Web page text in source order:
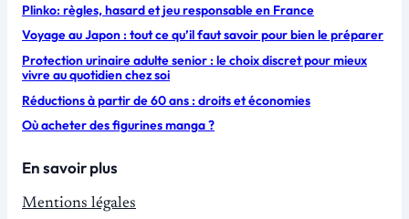
Plinko: règles, hasard et jeu responsable en France
Voyage au Japon : tout ce qu’il faut savoir pour bien le préparer
Protection urinaire adulte senior : le choix discret pour mieux
vivre au quotidien chez soi
Réductions à partir de 60 ans : droits et économies
Où acheter des figurines manga ?
En savoir plus
Mentions légales